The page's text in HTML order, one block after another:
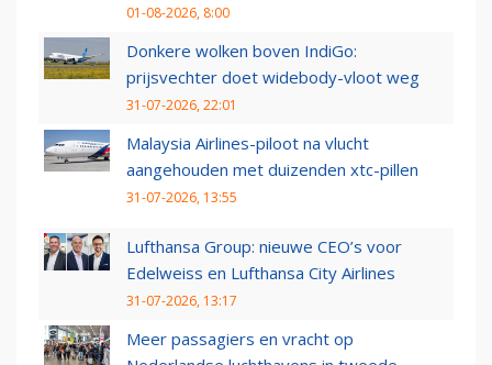
01-08-2026, 8:00
Donkere wolken boven IndiGo:
prijsvechter doet widebody-vloot weg
31-07-2026, 22:01
Malaysia Airlines-piloot na vlucht
aangehouden met duizenden xtc-pillen
31-07-2026, 13:55
Lufthansa Group: nieuwe CEO’s voor
Edelweiss en Lufthansa City Airlines
31-07-2026, 13:17
Meer passagiers en vracht op